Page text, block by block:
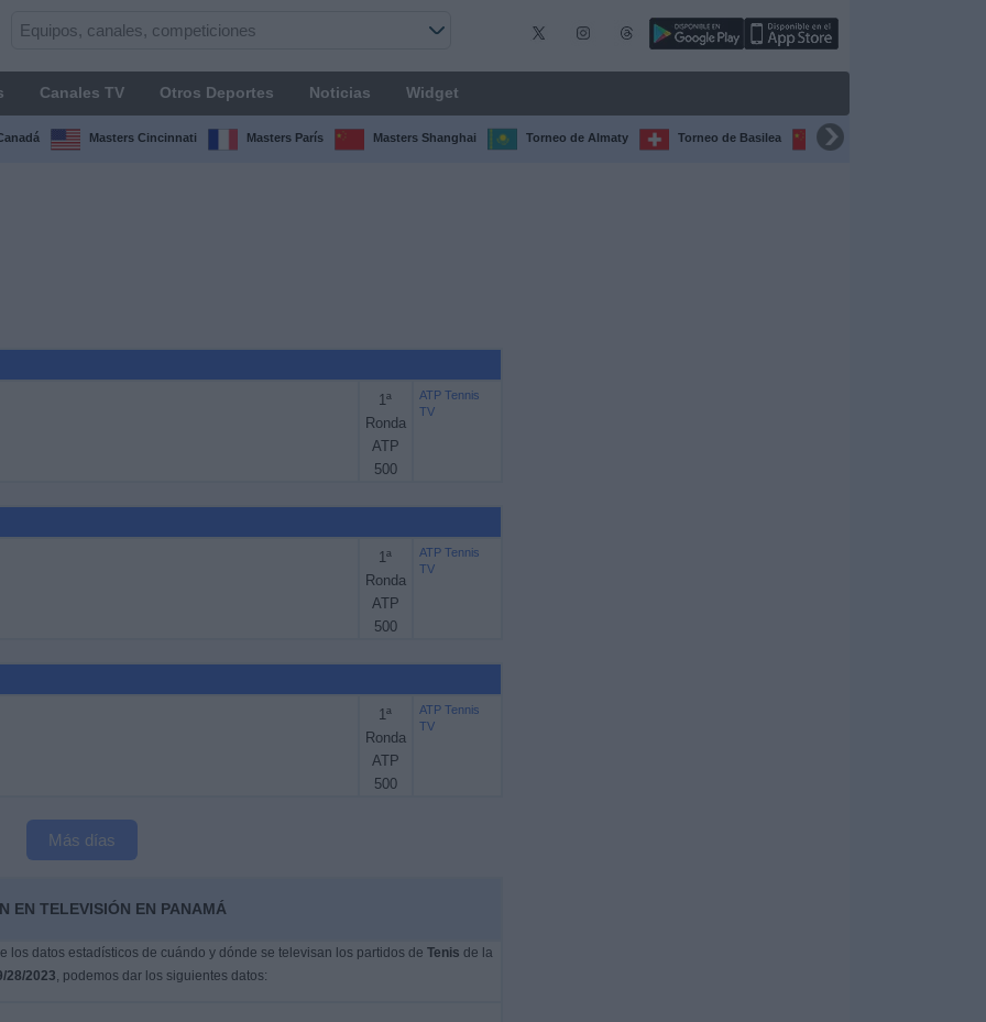
Canales TV Otros Deportes Noticias Widget
Masters Cincinnati Masters París Masters Shanghai Torneo de Almaty Torneo de Basilea Torneo de Chengdú
1ª
Ronda
ATP
500
ATP Tennis
TV
1ª
Ronda
ATP
500
ATP Tennis
TV
1ª
Ronda
ATP
500
ATP Tennis
TV
Más días
EN TELEVISIÓN EN PANAMÁ
los datos estadísticos de cuándo y dónde se televisan los partidos de Tenis de la
28/2023, podemos dar los siguientes datos: